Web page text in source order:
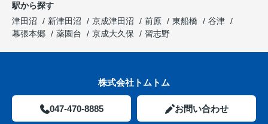
駅から探す
津田沼
新津田沼 京成津田沼 前原 東船橋
谷津
幕張本郷
薬園台 京成大久保 習志野
株式会社トムトム
047-470-8885 お問い合わせ